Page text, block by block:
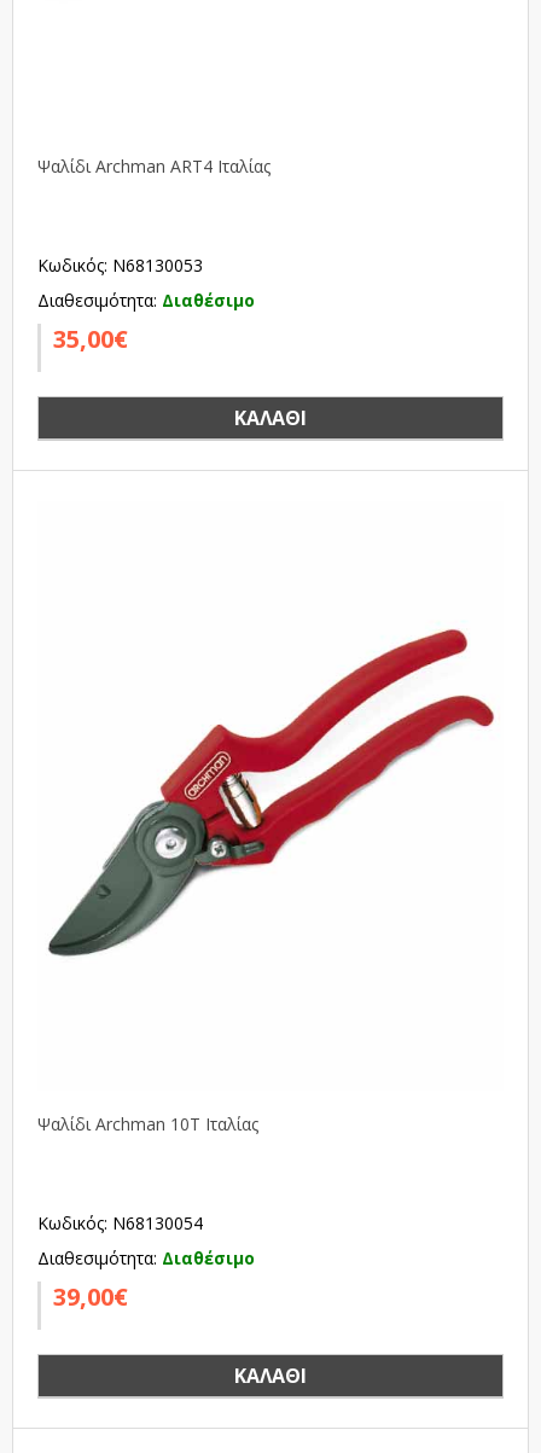
Ψαλίδι Archman ART4 Ιταλίας
Κωδικός: N68130053
Διαθεσιμότητα: Διαθέσιμο
35,00€
ΚΑΛΆΘΙ
Ψαλίδι Archman 10T Ιταλίας
Κωδικός: N68130054
Διαθεσιμότητα: Διαθέσιμο
39,00€
ΚΑΛΆΘΙ